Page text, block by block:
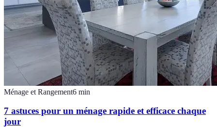
Ménage et Rangement6 min
7 astuces pour un ménage rapide et efficace chaque
jour